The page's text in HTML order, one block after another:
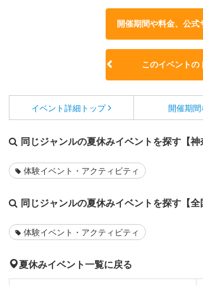
開催期間や料金、公式
このイベントの
イベント詳細 トップ 開催期
同じジャンルの夏休みイベントを探す【神
体験イベント・アクティビティ
同じジャンルの夏休みイベントを探す【全
体験イベント・アクティビティ
夏休みイベント一覧に戻る